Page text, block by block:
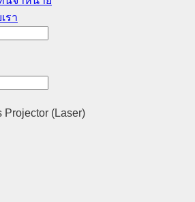
รา
Projector (Laser)